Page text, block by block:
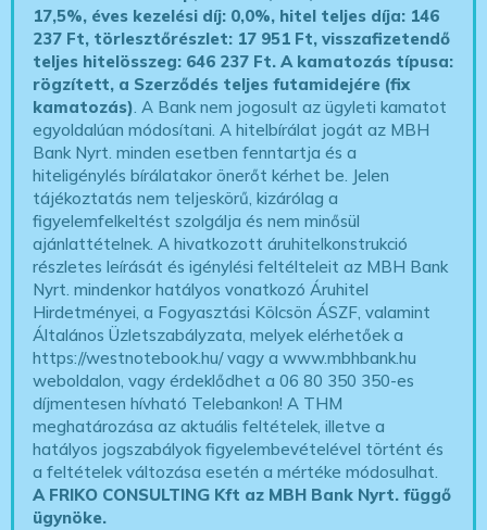
17,5%, éves kezelési díj: 0,0%, hitel teljes díja: 146
237 Ft, törlesztőrészlet: 17 951 Ft, visszafizetendő
teljes hitelösszeg: 646 237 Ft.A kamatozás típusa:
rögzített, a Szerződés teljes futamidejére (fix
kamatozás). A Bank nem jogosult az ügyleti kamatot
egyoldalúan módosítani. A hitelbírálat jogát az MBH
Bank Nyrt. minden esetben fenntartja és a
hiteligénylés bírálatakor önerőt kérhet be. Jelen
tájékoztatás nem teljeskörű, kizárólag a
figyelemfelkeltést szolgálja és nem minősül
ajánlattételnek. A hivatkozott áruhitelkonstrukció
részletes leírását és igénylési feltélteleit az MBH Bank
Nyrt. mindenkor hatályos vonatkozó Áruhitel
Hirdetményei, a Fogyasztási Kölcsön ÁSZF, valamint
Általános Üzletszabályzata, melyek elérhetőek a
https://westnotebook.hu/vagy a www.mbhbank.hu
weboldalon, vagy érdeklődhet a 06 80 350 350-es
díjmentesen hívható Telebankon! A THM
meghatározása az aktuális feltételek, illetve a
hatályos jogszabályok figyelembevételével történt és
a feltételek változása esetén a mértéke módosulhat.
A FRIKO CONSULTING Kft az MBH Bank Nyrt. függő
ügynöke.